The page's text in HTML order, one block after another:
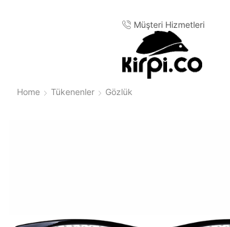
Müşteri Hizmetleri
Home Tükenenler Gözlük